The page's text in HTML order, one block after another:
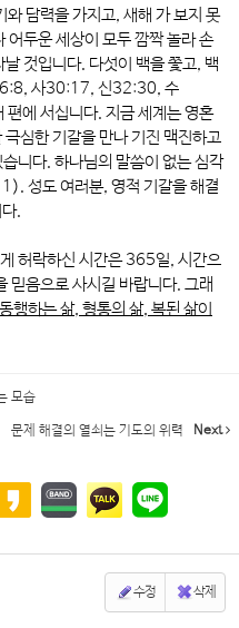
담력을 가지고, 새해 가 보지 못
어두운 세상이 모두 깜짝 놀라 손
것입니다. 다섯이 백을 쫓고, 백
사30:17, 신32:30, 수
에 서십니다. 지금 세계는 영혼
심한 기갈을 만나 기진 맥진하고
니다. 하나님의 말씀이 없는 심각
성도 여러분, 영적 기갈을 해결
.
허락하신 시간은 365일, 시간으
음으로 사시길 바랍니다. 그래
하는 삶, 형통의 삶, 복된 삶이
모습
문제 해결의 열쇠는 기도의 위력 Next
수정 삭제